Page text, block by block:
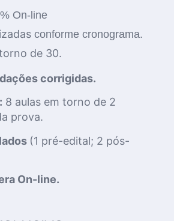
On-line
conforme cronograma.
de 30.
corrigidas.
8 aulas em torno de 2
prova.
(1 pré-edital; 2 pós-
On-line.